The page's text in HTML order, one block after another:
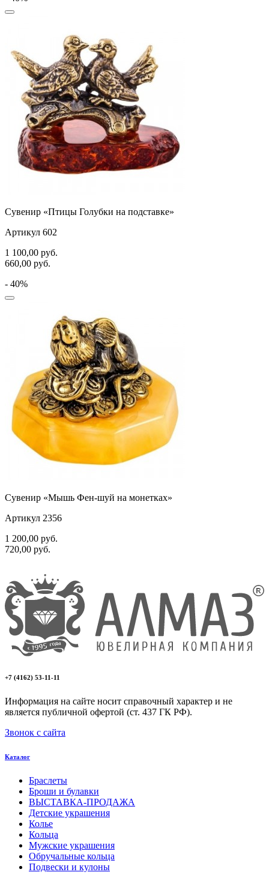
Сувенир «Птицы Голубки на подставке»
Артикул 602
1 100,00 руб.
660,00 руб.
- 40%
Сувенир «Мышь Фен-шуй на монетках»
Артикул 2356
1 200,00 руб.
720,00 руб.
+7 (4162) 53-11-11
Информация на сайте носит справочный характер и не
является публичной офертой (ст. 437 ГК РФ).
Звонок с сайта
Каталог
Браслеты
Броши и булавки
ВЫСТАВКА-ПРОДАЖА
Детские украшения
Колье
Кольца
Мужские украшения
Обручальные кольца
Подвески и кулоны